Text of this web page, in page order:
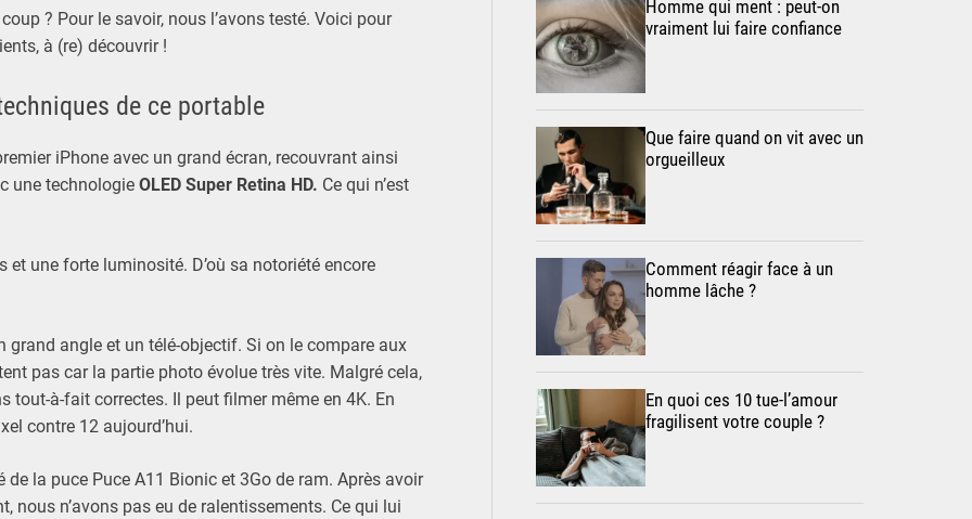
? Pour le savoir, nous l’avons testé. Voici pour
à (re) découvrir !
de ce portable
iPhone avec un grand écran, recouvrant ainsi
une technologie OLED Super Retina HD. Ce qui n’est
et une forte luminosité. D’où sa notoriété encore
angle et un télé-objectif. Si on le compare aux
pas car la partie photo évolue très vite. Malgré cela,
tout-à-fait correctes. Il peut filmer même en 4K. En
contre 12 aujourd’hui.
la puce Puce A11 Bionic et 3Go de ram. Après avoir
n’avons pas eu de ralentissements. Ce qui lui
Homme qui ment : peut-on
vraiment lui faire confiance
Que faire quand on vit avec un
orgueilleux
Comment réagir face à un
homme lâche ?
En quoi ces 10 tue-l’amour
fragilisent votre couple ?